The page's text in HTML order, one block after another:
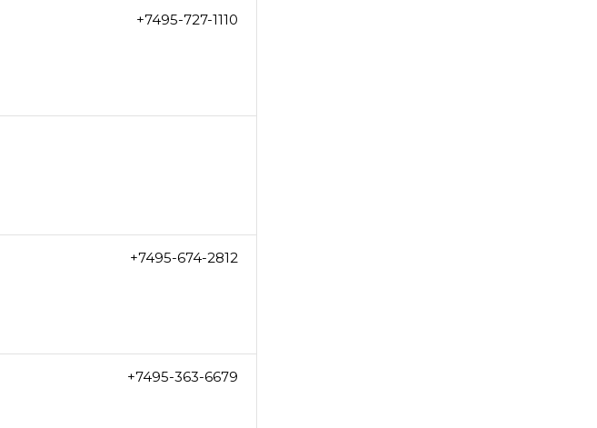
+7495-727-1110
+7495-674-2812
+7495-363-6679